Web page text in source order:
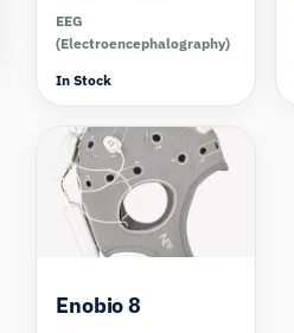
EEG
(Electroencephalography)
In Stock
Enobio 8